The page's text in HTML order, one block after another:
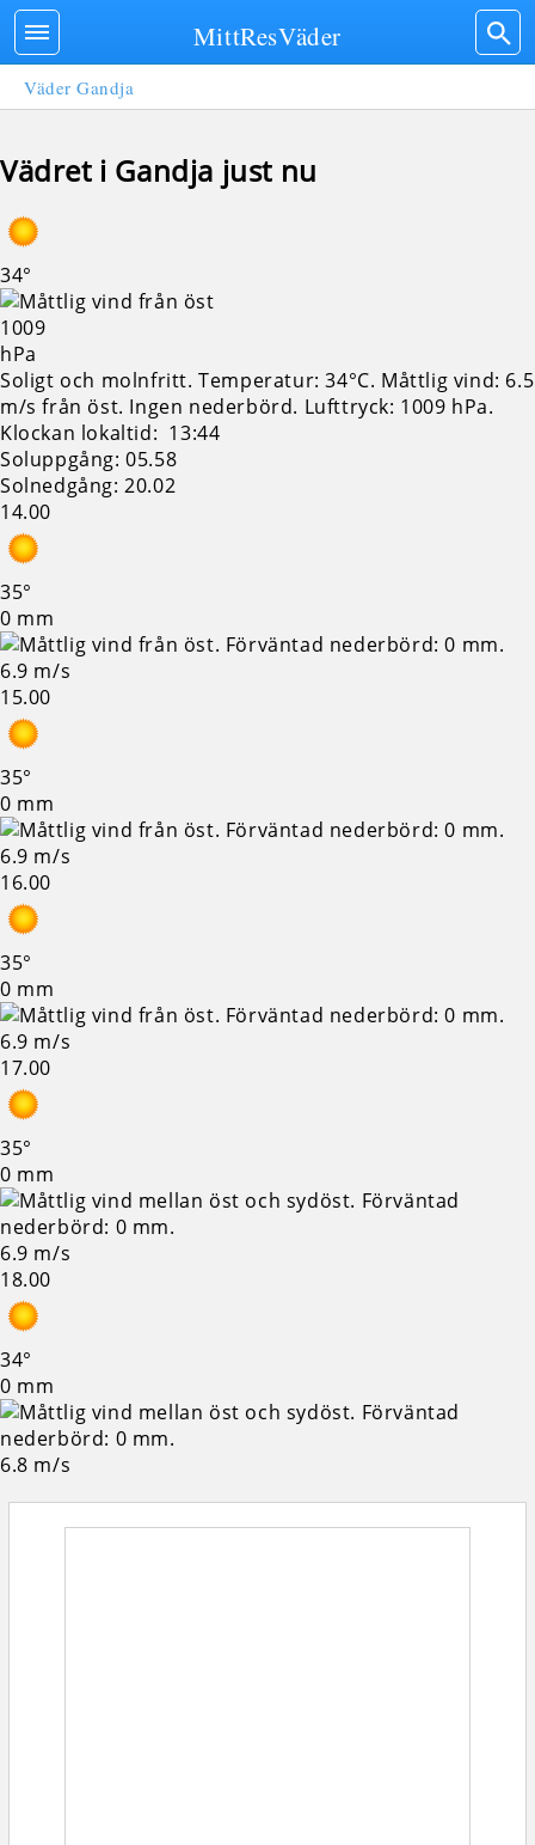
Väder Gandja
Vädret i Gandja just nu
34°
1009
hPa
Soligt och molnfritt. Temperatur: 34°C. Måttlig vind: 6.5
m/s från öst. Ingen nederbörd. Lufttryck: 1009 hPa.
Klockan lokaltid: 13:44
Soluppgång: 05.58
Solnedgång: 20.02
14.00
35°
0 mm
6.9 m/s
15.00
35°
0 mm
6.9 m/s
16.00
35°
0 mm
6.9 m/s
17.00
35°
0 mm
6.9 m/s
18.00
34°
0 mm
6.8 m/s
MittResVäder